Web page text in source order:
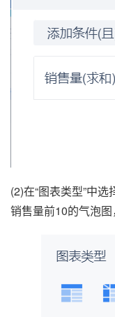
(2)在“图表类型”中
销售量前10的气泡图